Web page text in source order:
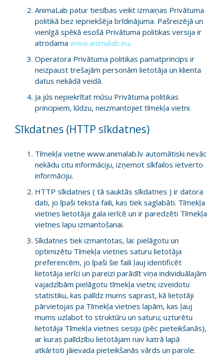
AnimaLab patur tiesības veikt izmaiņas Privātuma
politikā bez iepriekšēja brīdinājuma. Pašreizējā un
vienīgā spēkā esošā Privātuma politikas versija ir
atrodama www.animalab.eu.
Operatora Privātuma politikas pamatprincips ir
neizpaust trešajām personām lietotāja un klienta
datus nekādā veidā.
Ja jūs nepiekrītat mūsu Privātuma politikas
principiem, lūdzu, neizmantojiet tīmekļa vietni.
Sīkdatnes (HTTP sīkdatnes)
Tīmekļa vietne www.animalab.lv automātiski nevāc
nekādu citu informāciju, izņemot sīkfailos ietverto
informāciju.
HTTP sīkdatnes ( tā sauktās sīkdatnes ) ir datora
dati, jo īpaši teksta faili, kas tiek saglabāti. Tīmekļa
vietnes lietotāja gala ierīcē un ir paredzēti Tīmekļa
vietnes lapu izmantošanai.
Sīkdatnes tiek izmantotas, lai: pielāgotu un
optimizētu Tīmekļa vietnes saturu lietotāja
preferencēm, jo īpaši šie faili ļauj identificēt
lietotāja ierīci un pareizi parādīt viņa individuālajām
vajadzībām pielāgotu tīmekļa vietni; izveidotu
statistiku, kas palīdz mums saprast, kā lietotāji
pārvietojas pa Tīmekļa vietnes lapām, kas ļauj
mums uzlabot to struktūru un saturu; uzturētu
lietotāja Tīmekļa vietnes sesiju (pēc pieteikšanās),
ar kuras palīdzību lietotājam nav katrā lapā
atkārtoti jāievada pieteikšanās vārds un parole.